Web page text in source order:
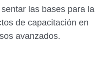
las bases para la
de capacitación en
avanzados.